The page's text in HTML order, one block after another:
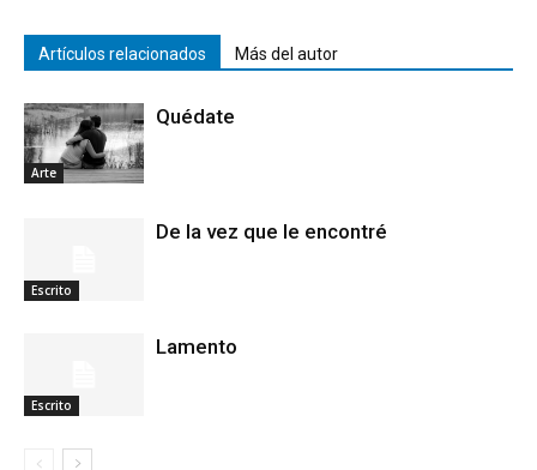
Artículos relacionados Más del autor
Arte
Quédate
Escrito
De la vez que le encontré
Escrito
Lamento